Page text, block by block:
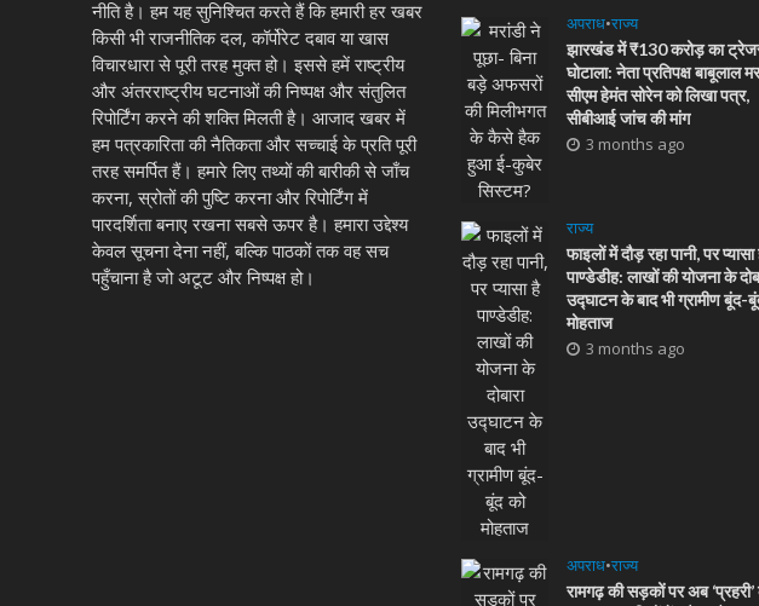
नीति है। हम यह सुनिश्चित करते हैं कि हमारी हर खबर
किसी भी राजनीतिक दल, कॉर्पोरेट दबाव या खास
विचारधारा से पूरी तरह मुक्त हो। इससे हमें राष्ट्रीय
और अंतरराष्ट्रीय घटनाओं की निष्पक्ष और संतुलित
रिपोर्टिंग करने की शक्ति मिलती है। आजाद खबर में
हम पत्रकारिता की नैतिकता और सच्चाई के प्रति पूरी
तरह समर्पित हैं। हमारे लिए तथ्यों की बारीकी से जाँच
करना, स्रोतों की पुष्टि करना और रिपोर्टिंग में
पारदर्शिता बनाए रखना सबसे ऊपर है। हमारा उद्देश्य
केवल सूचना देना नहीं, बल्कि पाठकों तक वह सच
पहुँचाना है जो अटूट और निष्पक्ष हो।
अपराध•राज्य
झारखंड में ₹130 करोड़ का
घोटाला: नेता प्रतिपक्ष बाबूलाल
सीएम हेमंत सोरेन को लिखा पत्र,
सीबीआई जांच की मांग
3 months ago
राज्य
फाइलों में दौड़ रहा पानी, पर प्यासा
पाण्डेडीह: लाखों की योजना के
उद्घाटन के बाद भी ग्रामीण बूंद-
मोहताज
3 months ago
अपराध•राज्य
रामगढ़ की सड़कों पर अब ‘प्रहरी’